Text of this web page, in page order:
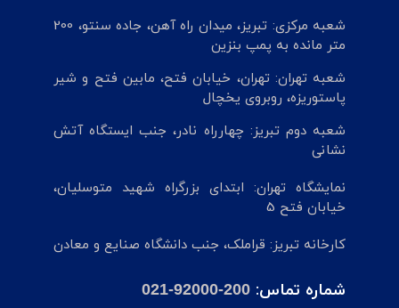
شعبه مرکزی: تبریز، میدان راه آهن، جاده سنتو، 200
متر مانده به پمپ بنزین
شعبه تهران: تهران، خیابان فتح، مابین فتح و شیر
پاستوریزه، روبروی یخچال
شعبه دوم تبریز: چهارراه نادر، جنب ایستگاه آتش
نشانی
نمایشگاه تهران: ابتدای بزرگراه شهید متوسلیان،
خیابان فتح 5
کارخانه تبریز: قراملک، جنب دانشگاه صنایع و معادن
شماره تماس: 021-92000-200